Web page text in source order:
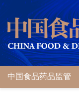
中国食品药品监管